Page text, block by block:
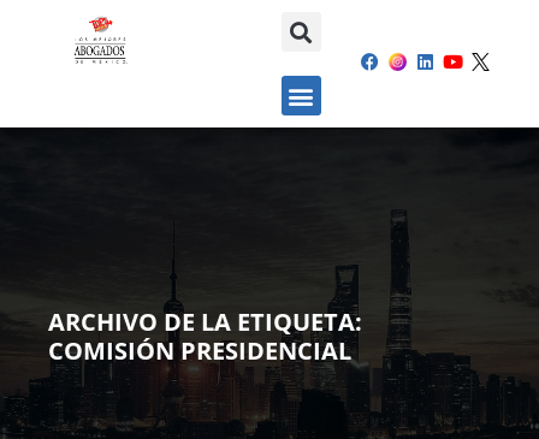
ARCHIVO DE LA ETIQUETA:
COMISIÓN PRESIDENCIAL